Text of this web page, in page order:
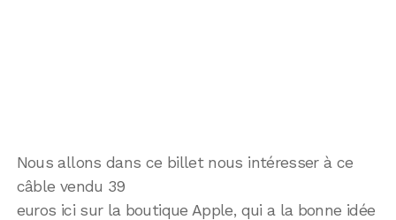
Nous allons dans ce billet nous intéresser à ce
câble vendu 39
euros ici sur la boutique Apple, qui a la bonne idée